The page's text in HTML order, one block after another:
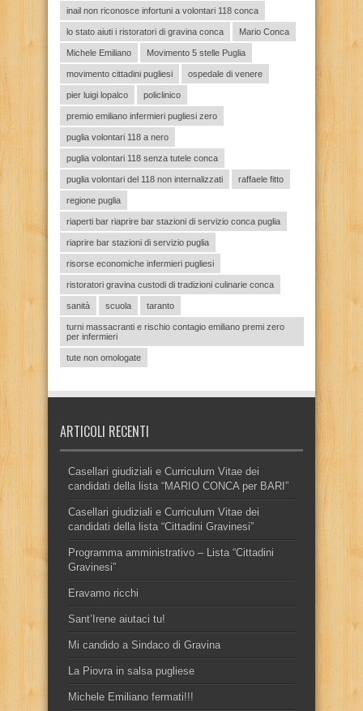
inail non riconosce infortuni a volontari 118 conca
lo stato aiuti i ristoratori di gravina conca Mario Conca
Michele Emiliano Movimento 5 stelle Puglia
movimento cittadini pugliesi ospedale di venere
pier luigi lopalco policlinico
premio emiliano infermieri pugliesi zero
puglia volontari 118 a nero
puglia volontari 118 senza tutele conca
puglia volontari del 118 non internalizzati raffaele fitto
regione puglia
riaperti bar riaprire bar stazioni di servizio conca puglia
riaprire bar stazioni di servizio puglia
risorse economiche infermieri pugliesi
ristoratori gravina custodi di tradizioni culinarie conca
sanità scuola taranto
turni massacranti e rischio contagio emiliano premi zero
per infermieri
tute non omologate
ARTICOLI RECENTI
Casellari giudiziali e Curriculum Vitae dei
candidati della lista “MARIO CONCA per BARI”
Casellari giudiziali e Curriculum Vitae dei
candidati della lista “Cittadini Gravinesi”
Programma amministrativo – Lista “Cittadini
Gravinesi”
Eravamo ricchi
Sant’Irene aiutaci tu!
Mi candido a Sindaco di Gravina
La Piovra in salsa pugliese
Michele Emiliano fermati!!!